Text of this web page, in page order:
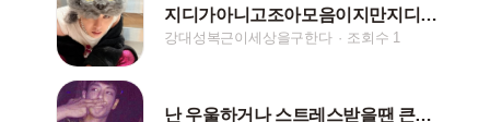
지디가아니고조아모음이지만지디도너무귀여워서마지막넣은갤러리
강대성복근이세상을구한다 조회수 1
난 우울하거나 스트레스받을땐 큰승씨 얼굴을봐...